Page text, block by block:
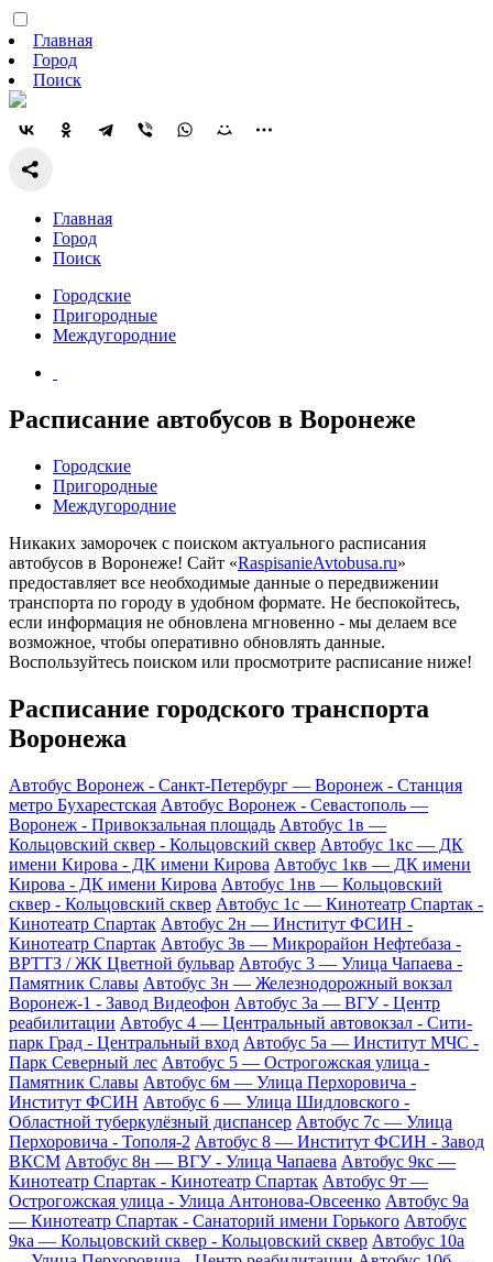
Главная
Город
Поиск
Главная
Город
Поиск
Городские
Пригородные
Междугородние
Расписание автобусов в Воронеже
Городские
Пригородные
Междугородние
Никаких заморочек с поиском актуального расписания
автобусов в Воронеже! Сайт «RaspisanieAvtobusa.ru»
предоставляет все необходимые данные о передвижении
транспорта по городу в удобном формате. Не беспокойтесь,
если информация не обновлена мгновенно - мы делаем все
возможное, чтобы оперативно обновлять данные.
Воспользуйтесь поиском или просмотрите расписание ниже!
Расписание городского транспорта
Воронежа
Автобус Воронеж - Санкт-Петербург — Воронеж - Станция
метро Бухарестская Автобус Воронеж - Севастополь —
Воронеж - Привокзальная площадь Автобус 1в —
Кольцовский сквер - Кольцовский сквер Автобус 1кс — ДК
имени Кирова - ДК имени Кирова Автобус 1кв — ДК имени
Кирова - ДК имени Кирова Автобус 1нв — Кольцовский
сквер - Кольцовский сквер Автобус 1с — Кинотеатр Спартак -
Кинотеатр Спартак Автобус 2н — Институт ФСИН -
Кинотеатр Спартак Автобус 3в — Микрорайон Нефтебаза -
ВРТТЗ / ЖК Цветной бульвар Автобус 3 — Улица Чапаева -
Памятник Славы Автобус 3н — Железнодорожный вокзал
Воронеж-1 - Завод Видеофон Автобус 3а — ВГУ - Центр
реабилитации Автобус 4 — Центральный автовокзал - Сити-
парк Град - Центральный вход Автобус 5а — Институт МЧС -
Парк Северный лес Автобус 5 — Острогожская улица -
Памятник Славы Автобус 6м — Улица Перхоровича -
Институт ФСИН Автобус 6 — Улица Шидловского -
Областной туберкулёзный диспансер Автобус 7с — Улица
Перхоровича - Тополя-2 Автобус 8 — Институт ФСИН - Завод
ВКСМ Автобус 8н — ВГУ - Улица Чапаева Автобус 9кс —
Кинотеатр Спартак - Кинотеатр Спартак Автобус 9т —
Острогожская улица - Улица Антонова-Овсеенко Автобус 9а
— Кинотеатр Спартак - Санаторий имени Горького Автобус
9ка — Кольцовский сквер - Кольцовский сквер Автобус 10а